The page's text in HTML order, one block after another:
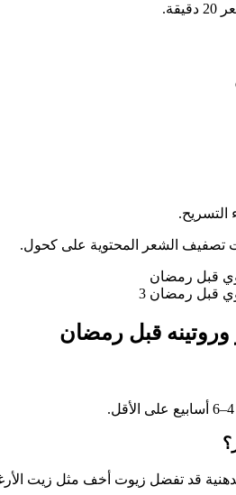
التسريح.
تصفيف الشعر المحتوية على كحول.
قبل رمضان
قبل رمضان 3
وروتينه قبل رمضان
قد تفضل زيوت أخف مثل زيت